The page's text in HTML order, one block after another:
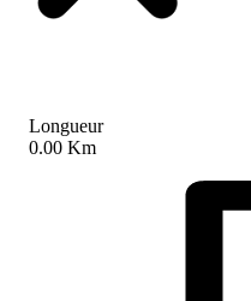
Longueur
0.00 Km